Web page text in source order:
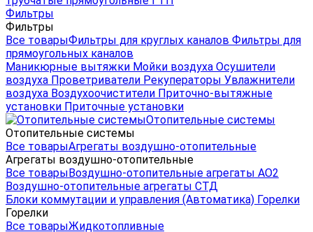
Фильтры
Фильтры
Все товарыФильтры для круглых каналов Фильтры для
прямоугольных каналов
Маникюрные вытяжки Мойки воздуха Осушители
воздуха Проветриватели Рекуператоры Увлажнители
воздуха Воздухоочистители Приточно-вытяжные
установки Приточные установки
Отопительные системы
Отопительные системы
Все товарыАгрегаты воздушно-отопительные
Агрегаты воздушно-отопительные
Все товарыВоздушно-отопительные агрегаты АО2
Воздушно-отопительные агрегаты СТД
Блоки коммутации и управления (Автоматика) Горелки
Горелки
Все товарыЖидкотопливные